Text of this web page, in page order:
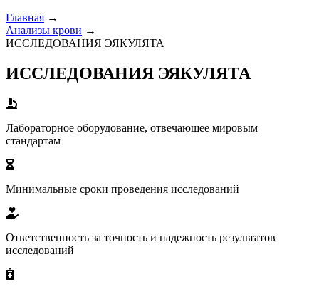
Главная →
Анализы крови →
ИССЛЕДОВАНИЯ ЭЯКУЛЯТА
ИССЛЕДОВАНИЯ ЭЯКУЛЯТА
Лабораторное оборудование, отвечающее мировым
стандартам
Минимальные сроки проведения исследований
Ответственность за точность и надежность результатов
исследований